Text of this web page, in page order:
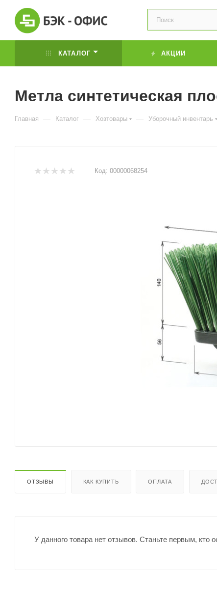
КАТАЛОГ АКЦИИ
Метла синтетическая
Главная — Каталог — Хозтовары — Уборочный инвентарь
Код: 00000068254
ОТЗЫВЫ КАК КУПИТЬ ОПЛАТА
У данного товара нет отзывов. Станьте первым, кто